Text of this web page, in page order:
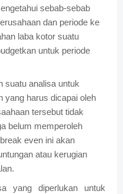
sebab-sebab
dan periode ke
laba kotor suatu
untuk periode
suatu analisa untuk
yang harus dicapai oleh
tersebut tidak
belum memperoleh
even ini akan
atau kerugian
yang diperlukan untuk